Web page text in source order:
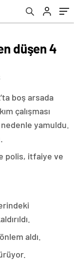
düşen 4
boş arsada
çalışması
yamuldu.
polis, itfaiye ve
aldı.